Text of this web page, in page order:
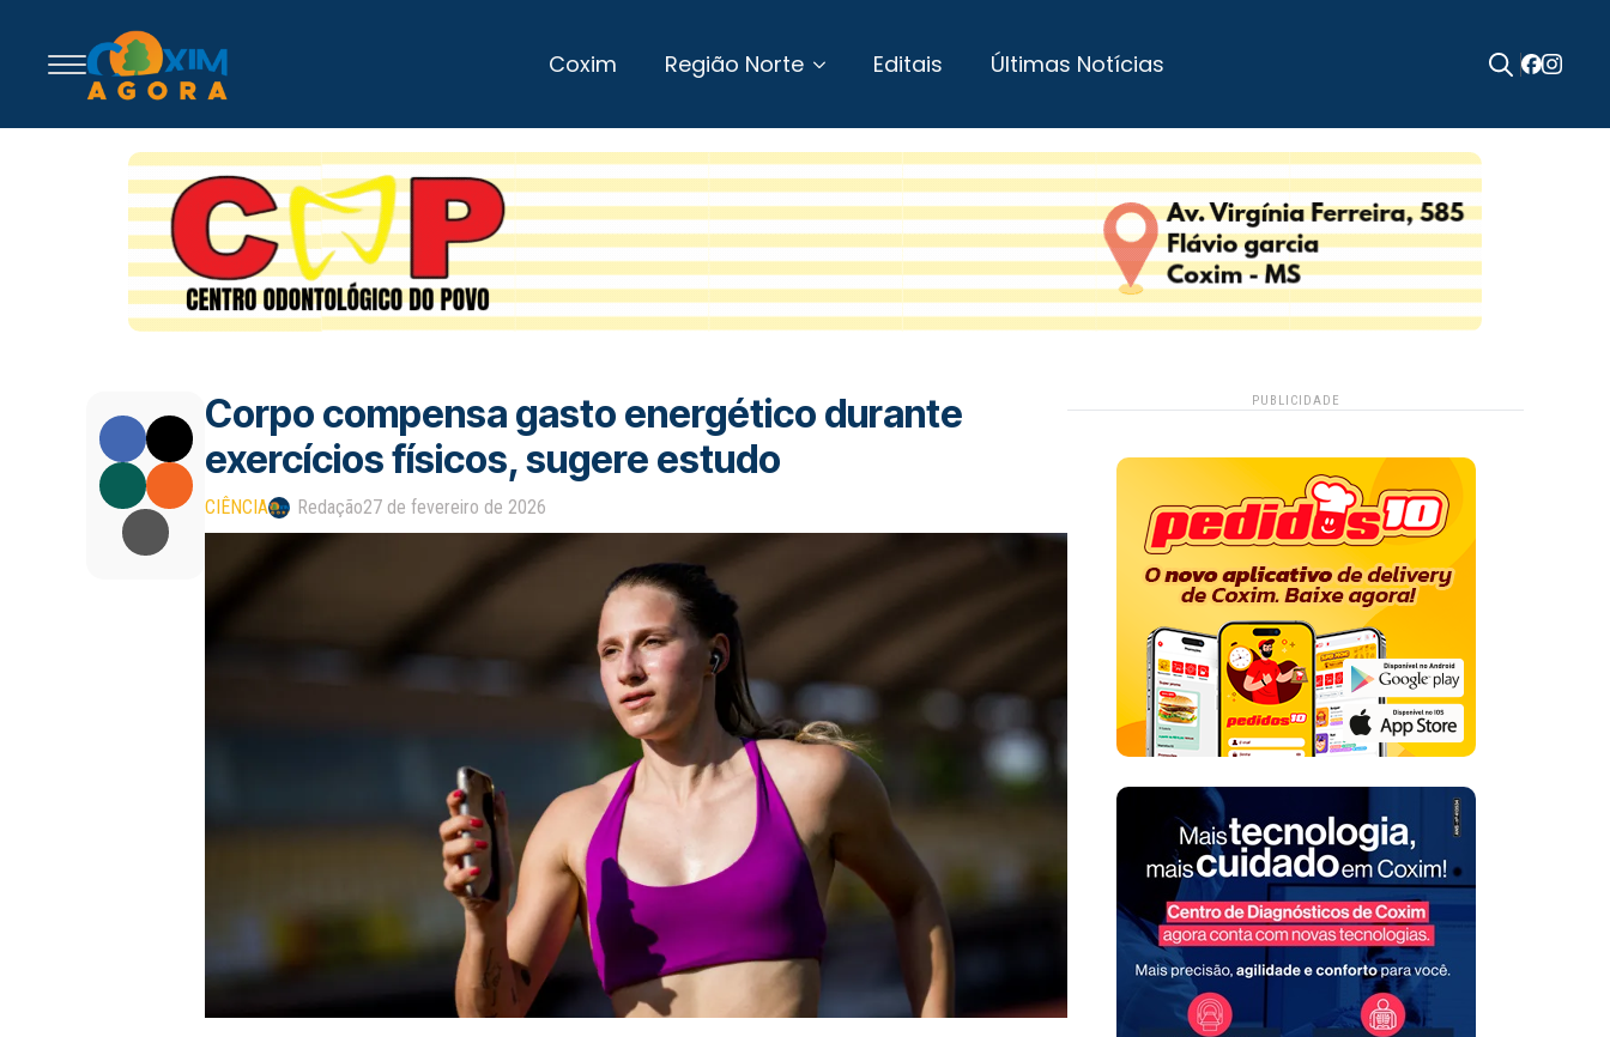
Coxim Região Norte Editais Últimas Notícias
Corpo compensa gasto energético durante
exercícios físicos, sugere estudo
CIÊNCIA Redação27 de fevereiro de 2026
PUBLICIDADE